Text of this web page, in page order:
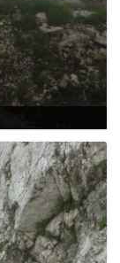
g
a
t
i